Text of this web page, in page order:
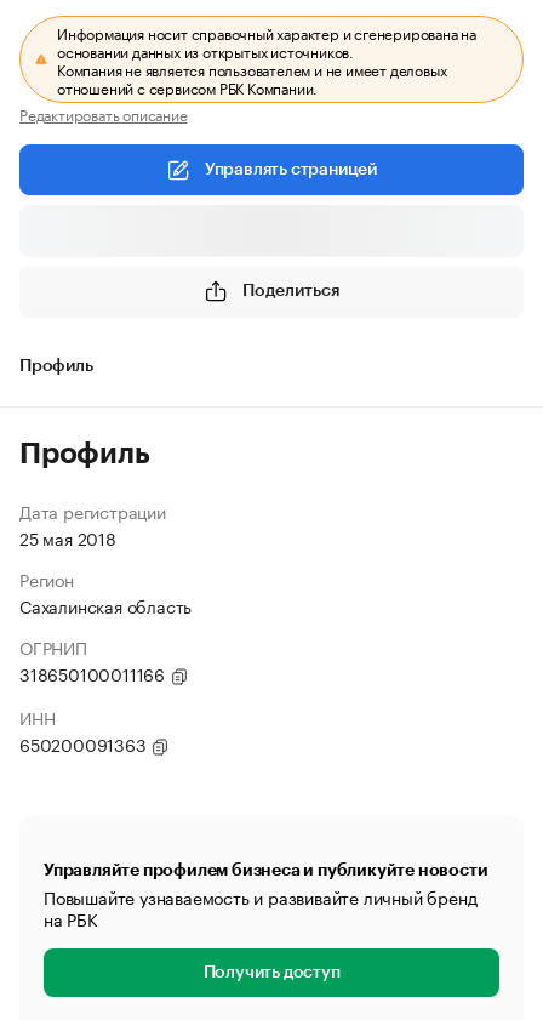
Информация носит справочный характер и сгенерирована на
основании данных из открытых источников.
Компания не является пользователем и не имеет деловых
отношений с сервисом РБК Компании.
Редактировать описание
Управлять страницей
Поделиться
Профиль
Профиль
Дата регистрации
25 мая 2018
Регион
Сахалинская область
ОГРНИП
318650100011166
ИНН
650200091363
Управляйте профилем бизнеса и публикуйте новости
Повышайте узнаваемость и развивайте личный бренд
на РБК
Получить доступ